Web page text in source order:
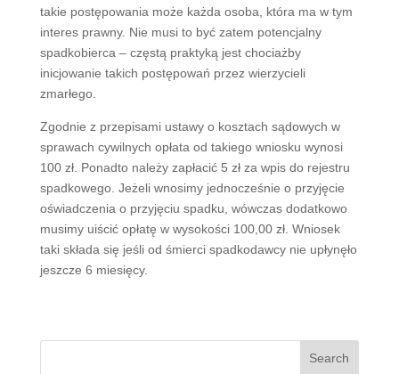
takie postępowania może każda osoba, która ma w tym
interes prawny. Nie musi to być zatem potencjalny
spadkobierca – częstą praktyką jest chociażby
inicjowanie takich postępowań przez wierzycieli
zmarłego.
Zgodnie z przepisami ustawy o kosztach sądowych w
sprawach cywilnych opłata od takiego wniosku wynosi
100 zł. Ponadto należy zapłacić 5 zł za wpis do rejestru
spadkowego. Jeżeli wnosimy jednocześnie o przyjęcie
oświadczenia o przyjęciu spadku, wówczas dodatkowo
musimy uiścić opłatę w wysokości 100,00 zł. Wniosek
taki składa się jeśli od śmierci spadkodawcy nie upłynęło
jeszcze 6 miesięcy.